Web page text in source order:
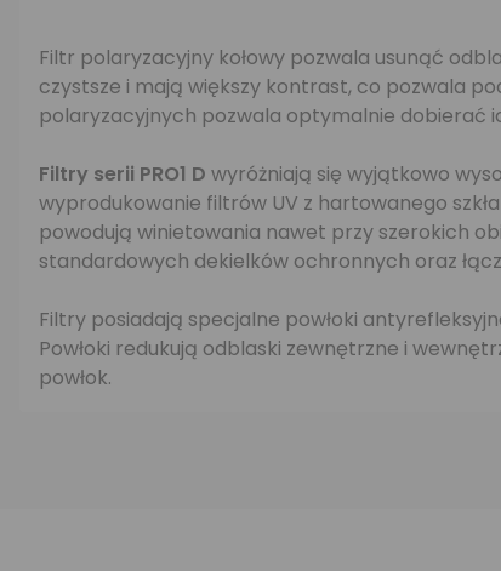
Filtr polaryzacyjny kołowy pozwala usunąć
czystsze i mają większy kontrast, co pozwala
polaryzacyjnych pozwala optymalnie dobierać
Filtry serii PRO1 D wyróżniają się wyjątkowo
wyprodukowanie filtrów UV z hartowanego
powodują winietowania nawet przy szerokich
standardowych dekielków ochronnych oraz
Filtry posiadają specjalne powłoki
Powłoki redukują odblaski zewnętrzne i
powłok.